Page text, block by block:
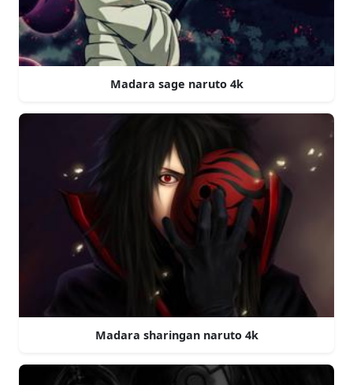
Madara sage naruto 4k
Madara sharingan naruto 4k